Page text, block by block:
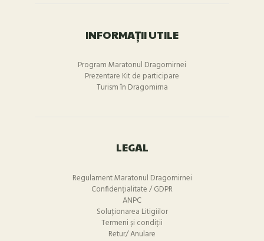
INFORMAȚII UTILE
Program Maratonul Dragomirnei
Prezentare Kit de participare
Turism în Dragomirna
LEGAL
Regulament Maratonul Dragomirnei
Confidențialitate / GDPR
ANPC
Soluționarea Litigiilor
Termeni și condiții
Retur/ Anulare